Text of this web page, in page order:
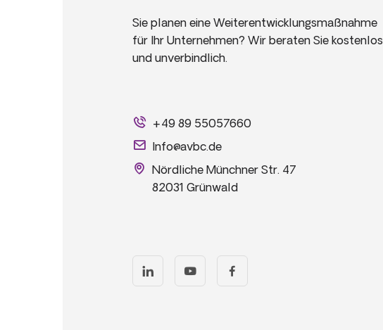
Sie planen eine Weiterentwicklungsmaßnahme
für Ihr Unternehmen? Wir beraten Sie kostenlos
und unverbindlich.
+49 89 55057660
Info@avbc.de
Nördliche Münchner Str. 47
82031 Grünwald